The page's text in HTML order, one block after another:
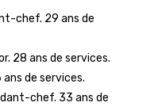
chef. 29 ans de
28 ans de services.
de services.
chef. 33 ans de